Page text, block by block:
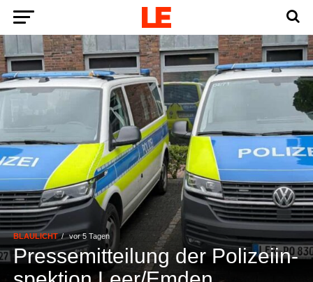
BLAULICHT vor 5 Tagen
Pres­se­mit­tei­lung der Poli­zei­in­